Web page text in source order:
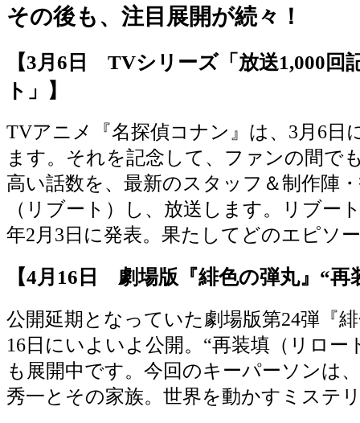
その後も、注目展開が続々！
【3月6日 TVシリーズ「放送1,000回
ト」】
TVアニメ『名探偵コナン』は、3月6日
ます。それを記念して、ファンの間で
高い話数を、最新のスタッフ＆制作陣
（リブート）し、放送します。リブー
年2月3日に発表。果たしてどのエピ
【4月16日 劇場版『緋色の弾丸』“再
公開延期となっていた劇場版第24弾『
16日にいよいよ公開。“再装填（リロー
も展開中です。今回のキーパーソンは
秀一とその家族。世界を動かすミステ